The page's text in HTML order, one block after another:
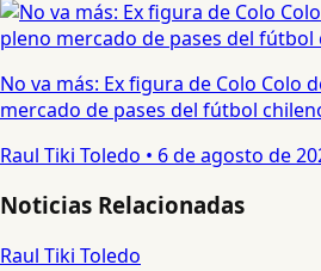
No va más: Ex figura de Colo Colo
mercado de pases del fútbol
Raul Tiki Toledo • 6 de agosto de
Noticias Relacionadas
Raul Tiki Toledo